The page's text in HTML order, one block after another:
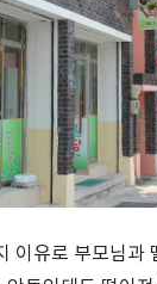
이유로 부모님과